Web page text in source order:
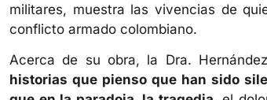
militares, muestra las vivencias de
conflicto armado colombiano.
Acerca de su obra, la Dra.
historias que pienso que han sido